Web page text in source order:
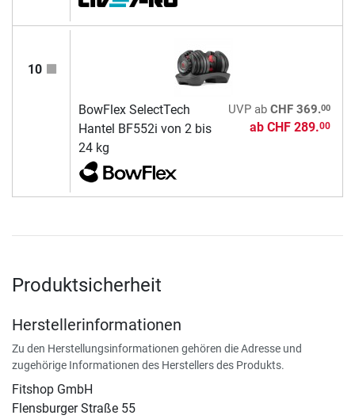
10
BowFlex SelectTech
Hantel BF552i von 2 bis
24 kg
UVPab CHF 369.00
ab CHF 289.00
Produktsicherheit
Herstellerinformationen
Zu den Herstellungsinformationen gehören die Adresse und
zugehörige Informationen des Herstellers des Produkts.
Fitshop GmbH
Flensburger Straße 55